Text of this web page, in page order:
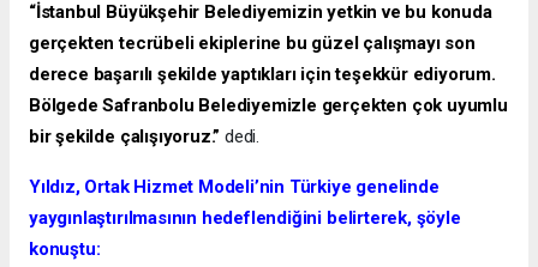
“İstanbul Büyükşehir Belediyemizin yetkin ve bu konuda
gerçekten tecrübeli ekiplerine bu güzel çalışmayı son
derece başarılı şekilde yaptıkları için teşekkür ediyorum.
Bölgede Safranbolu Belediyemizle gerçekten çok uyumlu
bir şekilde çalışıyoruz.” dedi.
Yıldız, Ortak Hizmet Modeli’nin Türkiye genelinde
yaygınlaştırılmasının hedeflendiğini belirterek, şöyle
konuştu: